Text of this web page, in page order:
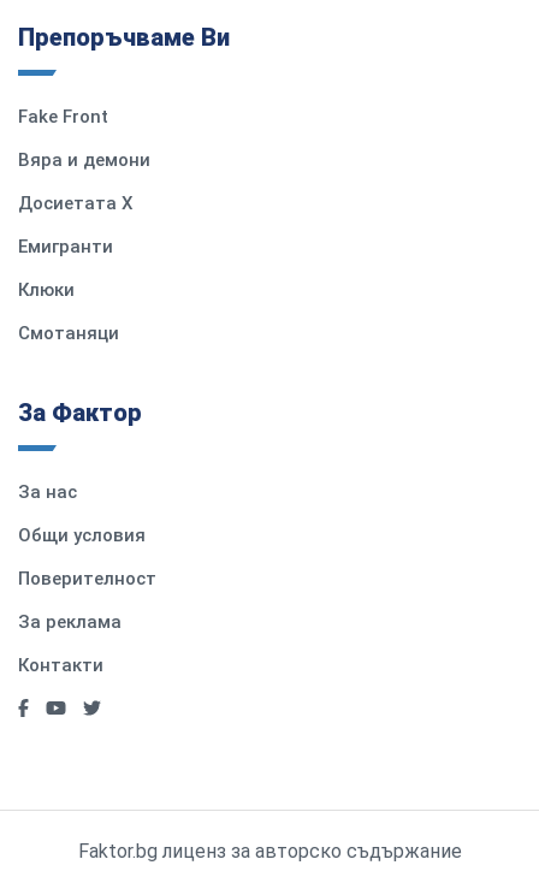
Препоръчваме Ви
Fake Front
Вяра и демони
Досиетата Х
Емигранти
Клюки
Смотаняци
За Фактор
За нас
Общи условия
Поверителност
За реклама
Контакти
Faktor.bg лиценз за авторско съдържание